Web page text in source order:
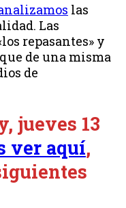
las
Las
repasantes» y
de una misma
de
jueves 13
ver aquí,